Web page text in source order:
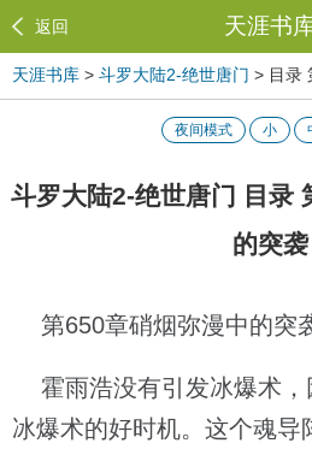
返回 天涯书
天涯书库 > 斗罗大陆2-绝世唐门 > 目录
夜间模式 小
斗罗大陆2-绝世唐门 目录
的突袭
第650章硝烟弥漫中的突
霍雨浩没有引发冰爆术，
冰爆术的好时机。这个魂导